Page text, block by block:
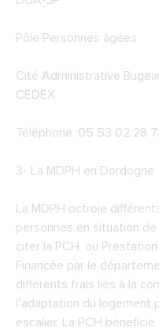
Pôle Personnes âgées
Cité Administrative
CEDEX
Téléphone :05 53 02 28
3- La MDPH en Dordogne
La MDPH octroie
personnes en situation
citer la PCH, ou
Financée par le
différents frais liés à la
l’adaptation du logement
escalier. La PCH